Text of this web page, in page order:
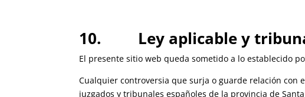
10. Ley aplicable y
El presente sitio web queda sometido a lo establecido
Cualquier controversia que surja o guarde relación con
juzgados y tribunales españoles de la provincia de